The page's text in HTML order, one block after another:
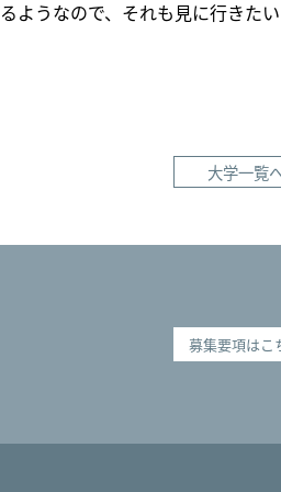
ようなので、それも見に行きたい
大学一覧
募集要項はこ